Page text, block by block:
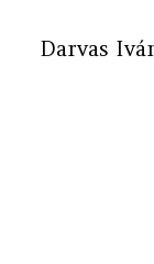
Darvas